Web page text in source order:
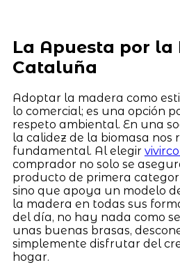
La Apuesta por la
Cataluña
Adoptar la madera como
lo comercial; es una opción
respeto ambiental. En una
la calidez de la biomasa nos
fundamental. Al elegir
comprador no solo se
producto de primera
sino que apoya un modelo
la madera en todas sus
del día, no hay nada como
unas buenas brasas,
simplemente disfrutar del
hogar.